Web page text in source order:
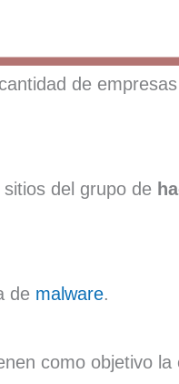
de
del grupo de
de malware.
como objetivo la